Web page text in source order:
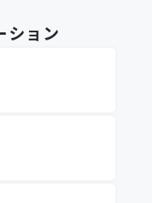
ション